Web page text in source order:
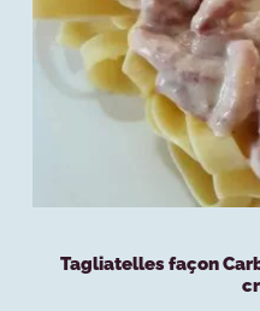
Tagliatelles façon